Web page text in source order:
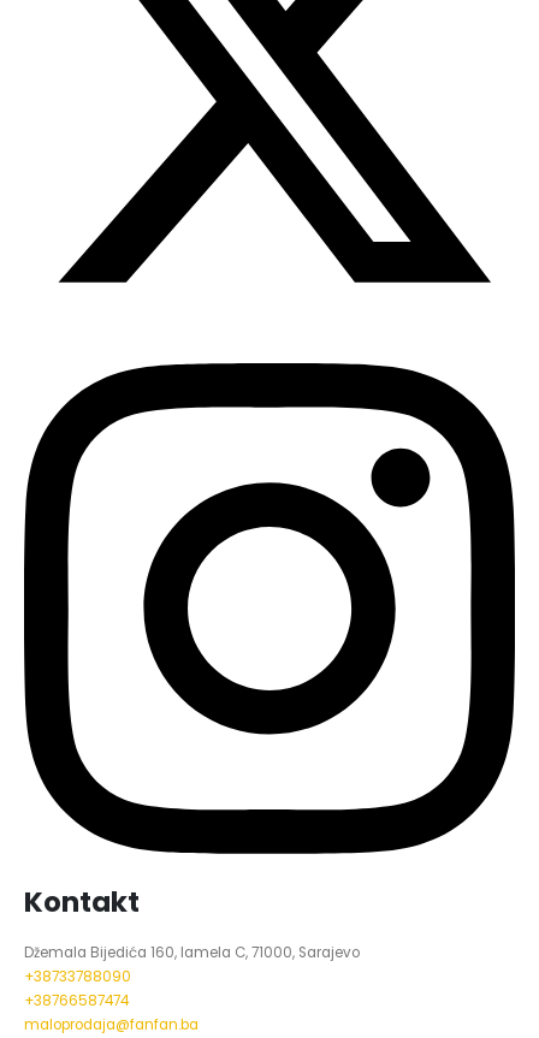
Kontakt
Džemala Bijedića 160, lamela C, 71000, Sarajevo
+38733788090
+38766587474
maloprodaja@fanfan.ba